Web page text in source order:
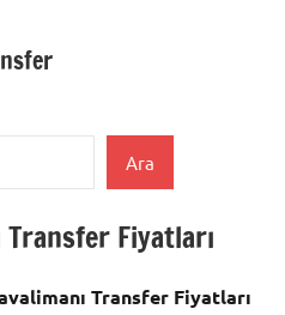
Ara
Transfer Fiyatları
Transfer Fiyatları